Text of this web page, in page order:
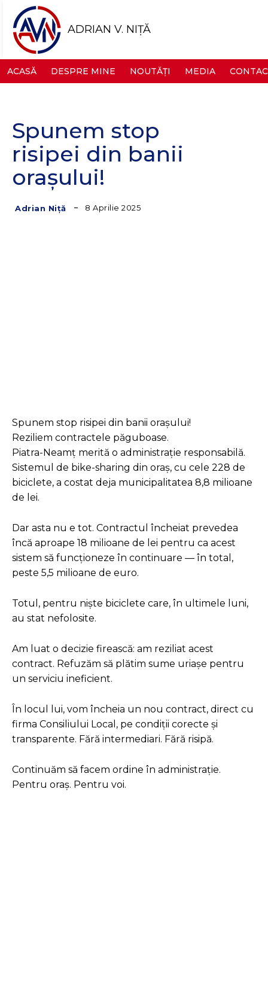
ADRIAN V. NIȚĂ
ACASĂ DESPRE MINE NOUTĂȚI MEDIA
Spunem stop
risipei din banii
orașului!
Adrian Niță 8 Aprilie 2025
Spunem stop risipei din banii orașului!
Reziliem contractele păguboase.
Piatra-Neamț merită o administrație responsabilă.
Sistemul de bike-sharing din oraș, cu cele 228 de
biciclete, a costat deja municipalitatea 8,8 milioane
de lei.
Dar asta nu e tot. Contractul încheiat prevedea
încă aproape 18 milioane de lei pentru ca acest
sistem să funcționeze în continuare — în total,
peste 5,5 milioane de euro.
Totul, pentru niște biciclete care, în ultimele luni,
au stat nefolosite.
Am luat o decizie firească: am reziliat acest
contract. Refuzăm să plătim sume uriașe pentru
un serviciu ineficient.
În locul lui, vom încheia un nou contract, direct cu
firma Consiliului Local, pe condiții corecte și
transparente. Fără intermediari. Fără risipă.
Continuăm să facem ordine în administrație.
Pentru oraș. Pentru voi.